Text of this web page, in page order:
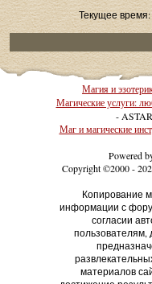
Текущее время:
Магия и
Магические услуги:
-
Маг и магические
Powered
Copyright ©2000 -
Копирование
информации с
согласии
пользователям,
материалов